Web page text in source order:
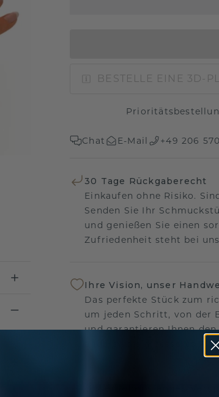
BESTELLE EINE 3D-
Chat E-Mail +49 206
30 Tage Rückgaberecht
Einkaufen ohne Risiko.
Senden Sie Ihr
und genießen Sie einen
Zufriedenheit steht bei
Ihre Vision, unser
Das perfekte Stück zum
um jeden Schritt, von der
und garantieren Ihnen
anderswo ein besseres
Unser lebenslanges